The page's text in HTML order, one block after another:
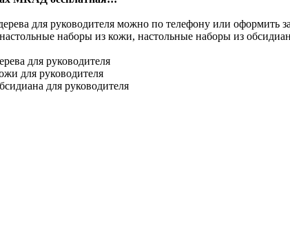
для руководителя можно по телефону или оформить
наборы из кожи, настольные наборы из
для руководителя
для руководителя
для руководителя